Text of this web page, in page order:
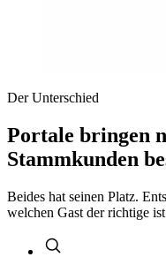
Der Unterschied
Portale bringen
Stammkunden
Beides hat seinen Platz.
welchen Gast der richtige